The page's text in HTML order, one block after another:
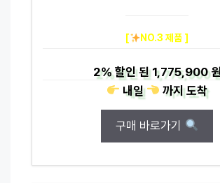
[ NO.3 제품 ]
2%할인 된1,775,900
내일
까지도착
구매 바로가기